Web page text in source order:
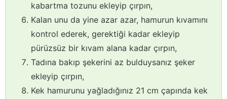
kabartma tozunu ekleyip çırpın,
Kalan unu da yine azar azar, hamurun kıvamını
kontrol ederek, gerektiği kadar ekleyip
pürüzsüz bir kıvam alana kadar çırpın,
Tadına bakıp şekerini az bulduysanız şeker
ekleyip çırpın,
Kek hamurunu yağladığınız 21 cm çapında kek